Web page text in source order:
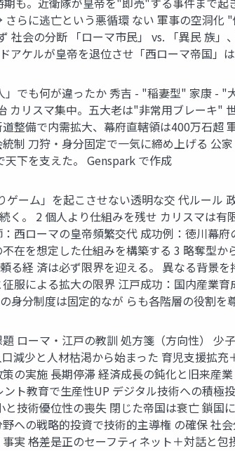
らに逃亡という悪循環 ない 軍事の空洞化
社会の分断 「ローマ市民」 vs. 「異民 族
アケルが皇帝を退位させ「西ローマ帝国」
でも何が違ったか 秀吉 - "稲妻型" 家康 -
カリスマ集中。五大老は"非常用ブレーキ"
整備で内需拡大、幕府直轄領は400万石
制 刀狩・身分固定で一気に締め上げる
下を支えた。 Genspark で作成
ーム」を起こさせない透明な交 代ルー
く。 2 個人より仕組みを残せ カリスマは
西ローマの皇帝頻繁交代 成功例：徳川幕
在を想定した仕組みを構築する 3 略奪型
る経 済は必ず限界を迎える。 異なる背景
服による拡大の限界 江戸成功：国内産業
身分制度は固定的なが らも各階層の役割を
ローマ・江戸の教訓 処方箋（方向性）
減少と人材枯渇から始まった 育児支援拡
の実施 長期停滞 経済成長の鈍化と旧来
ト教育で生産性UP デジタル技術への積
技術優位性の喪失 閉じた帝国は衰亡 鎖
への戦略的投資で技術的主導権 の確保 社
実 格差是正のセーフティネット＋対話と